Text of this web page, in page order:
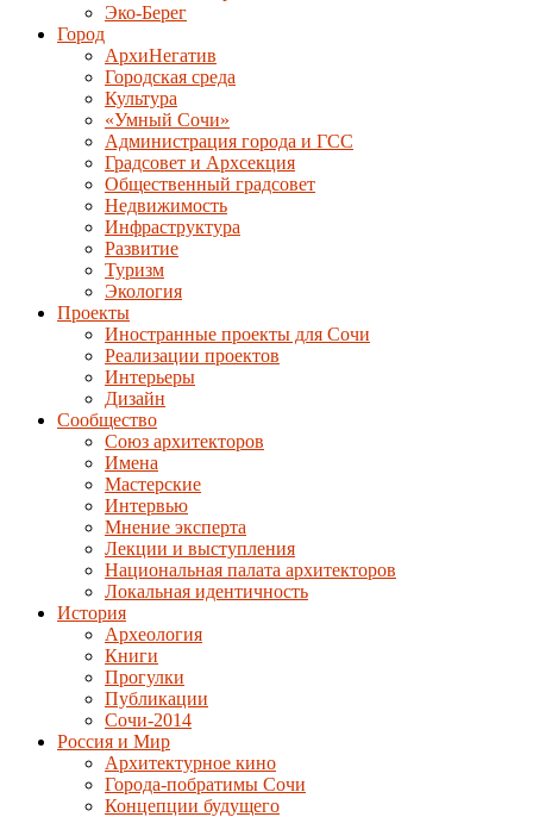
Эко-Берег
Город
АрхиНегатив
Городская среда
Культура
«Умный Сочи»
Администрация города и ГСС
Градсовет и Архсекция
Общественный градсовет
Недвижимость
Инфраструктура
Развитие
Туризм
Экология
Проекты
Иностранные проекты для Сочи
Реализации проектов
Интерьеры
Дизайн
Сообщество
Союз архитекторов
Имена
Мастерские
Интервью
Мнение эксперта
Лекции и выступления
Национальная палата архитекторов
Локальная идентичность
История
Археология
Книги
Прогулки
Публикации
Сочи-2014
Россия и Мир
Архитектурное кино
Города-побратимы Сочи
Концепции будущего